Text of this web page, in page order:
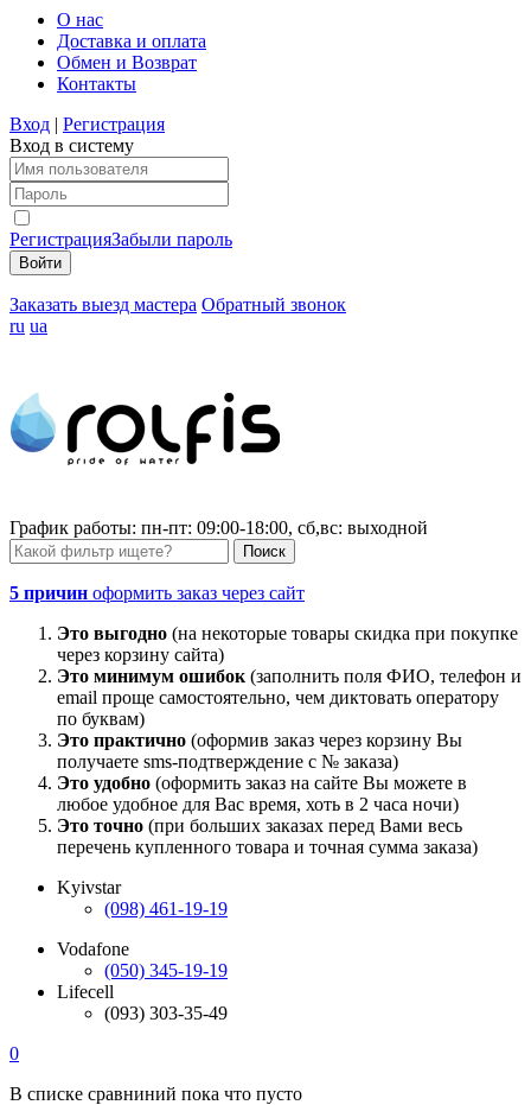
О нас
Доставка и оплата
Обмен и Возврат
Контакты
Вход | Регистрация
Вход в систему
РегистрацияЗабыли пароль
Заказать выезд мастера Обратный звонок
ru ua
График работы: пн-пт: 09:00-18:00, сб,вс: выходной
5 причин оформить заказ через сайт
Это выгодно (на некоторые товары скидка при покупке
через корзину сайта)
Это минимум ошибок (заполнить поля ФИО, телефон и
email проще самостоятельно, чем диктовать оператору
по буквам)
Это практично (оформив заказ через корзину Вы
получаете sms-подтверждение с № заказа)
Это удобно (оформить заказ на сайте Вы можете в
любое удобное для Вас время, хоть в 2 часа ночи)
Это точно (при больших заказах перед Вами весь
перечень купленного товара и точная сумма заказа)
Kyivstar
(098) 461-19-19
Vodafone
(050) 345-19-19
Lifecell
(093) 303-35-49
0
В списке сравниний пока что пусто